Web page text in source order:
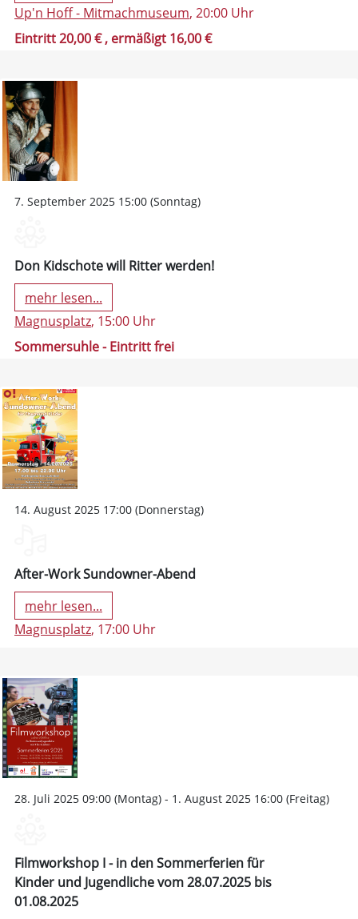
Up'n Hoff - Mitmachmuseum, 20:00 Uhr
Eintritt 20,00 €, ermäßigt 16,00 €
7. September 2025 15:00 (Sonntag)
Don Kidschote will Ritter werden!
mehr lesen...
Magnusplatz, 15:00 Uhr
Sommersuhle - Eintritt frei
14. August 2025 17:00 (Donnerstag)
After-Work Sundowner-Abend
mehr lesen...
Magnusplatz, 17:00 Uhr
28. Juli 2025 09:00 (Montag) - 1. August 2025 16:00 (Freitag)
Filmworkshop I - in den Sommerferien für
Kinder und Jugendliche vom 28.07.2025 bis
01.08.2025